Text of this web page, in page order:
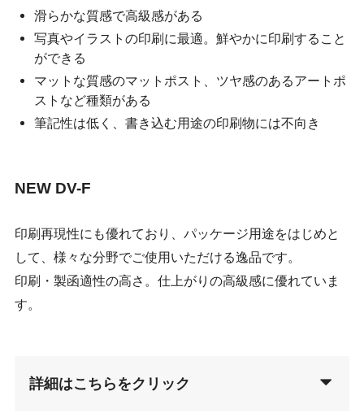
滑らかな質感で高級感がある
写真やイラストの印刷に最適。鮮やかに印刷すること
ができる
マットな質感のマットポスト、ツヤ感のあるアートポ
ストなど種類がある
筆記性は低く、書き込む用途の印刷物には不向き
NEW DV-F
印刷再現性にも優れており、パッケージ用途をはじめと
して、様々な分野でご使用いただける逸品です。
印刷・製函適性の高さ。仕上がりの高級感に優れていま
す。
詳細はこちらをクリック